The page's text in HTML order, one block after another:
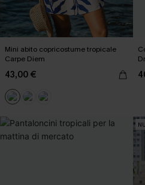
Mini abito copricostume tropicale
Carpe Diem
43,00 €